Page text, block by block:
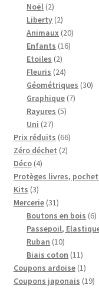
Noël 22
produits
Liberty 22
produits
Animaux 2020
Enfants 1616
Etoiles 22
produits
Fleuris 2424
produits
Géométriques 3030
Graphique 77
Rayures 55
Uni 2727
produits
Prix réduits 6666
Zéro déchet 22
Déco 44
produits
Protèges livres,
Kits 33
produits
Mercerie 3131
produits
Boutons en bois 66
Passepoil,
Ruban 1010
produits
Biais coton 1111
Coupons ardoise 11
Coupons japonais 1919